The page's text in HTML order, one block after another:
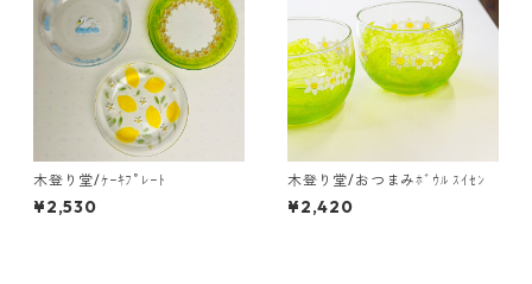
木登り堂/ｹｰｷﾌﾟﾚｰﾄ
¥2,530
木登り堂/おつまみﾎﾞｳﾙ ｽｲｾﾝ
¥2,420